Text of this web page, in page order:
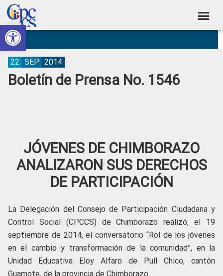
Abrir barra de herramientas
Skip
to
primary
navigation
Skip
to
main
content
Skip
to
primary
sidebar
Skip
to
footer
Consejo
de
Participación
Ciudadana
Construyendo
Poder
Ciudadano
Boletín de Prensa No. 1546
22 SEP 2014
JÓVENES DE CHIMBORAZO
ANALIZARON SUS DERECHOS
DE PARTICIPACIÓN
La Delegación del Consejo de Participación Ciudadana y
Control Social (CPCCS) de Chimborazo realizó, el 19
septiembre de 2014, el conversatorio “Rol de los jóvenes
en el cambio y transformación de la comunidad”, en la
Unidad Educativa Eloy Alfaro de Pull Chico, cantón
Guamote, de la provincia de Chimborazo.